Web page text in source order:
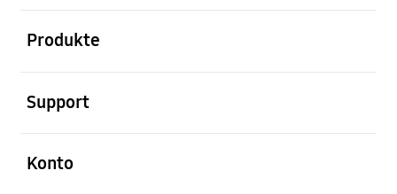
Produkte
Support
Konto